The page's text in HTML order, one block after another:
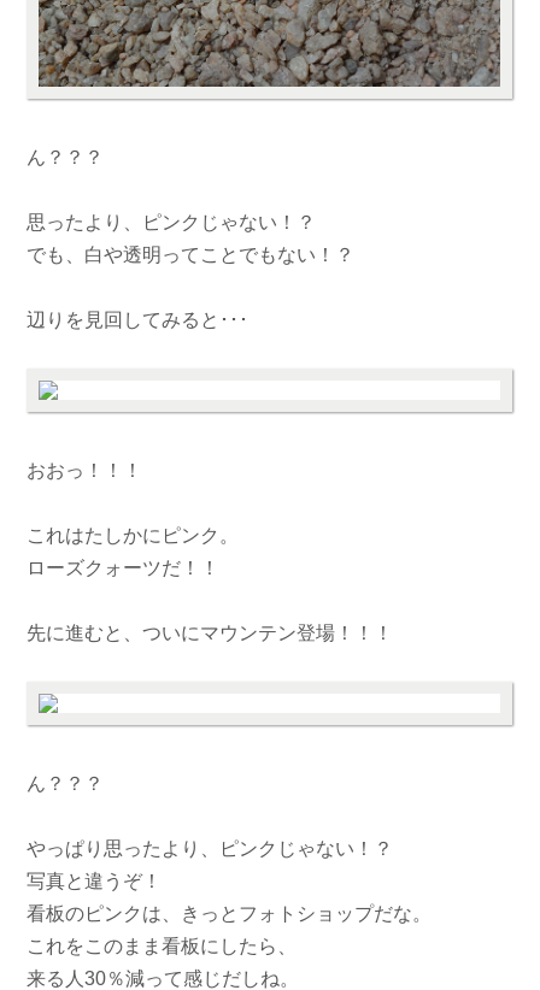
ん？？？
思ったより、ピンクじゃない！？
でも、白や透明ってことでもない！？
辺りを見回してみると･･･
おおっ！！！
これはたしかにピンク。
ローズクォーツだ！！
先に進むと、ついにマウンテン登場！！！
ん？？？
やっぱり思ったより、ピンクじゃない！？
写真と違うぞ！
看板のピンクは、きっとフォトショップだな。
これをこのまま看板にしたら、
来る人30％減って感じだしね。